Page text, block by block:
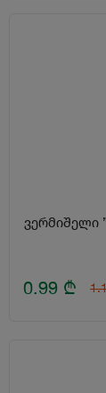
ვერმიშელი
0.99 ₾